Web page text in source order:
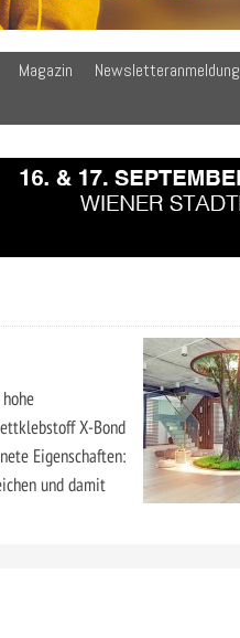
Magazin Newsletteranmeldung
X-Bond
Eigenschaften:
und damit